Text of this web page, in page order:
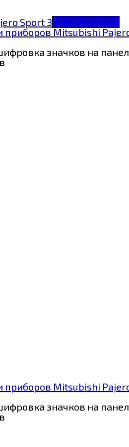
ЗнП Mitsubishi
Mitsubishi
значков на
приборов Mitsubishi
значков на